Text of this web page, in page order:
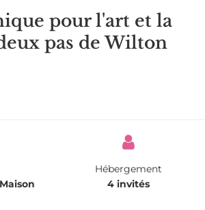
pour l'art et la
pas de Wilton
Hébergement
4 invités